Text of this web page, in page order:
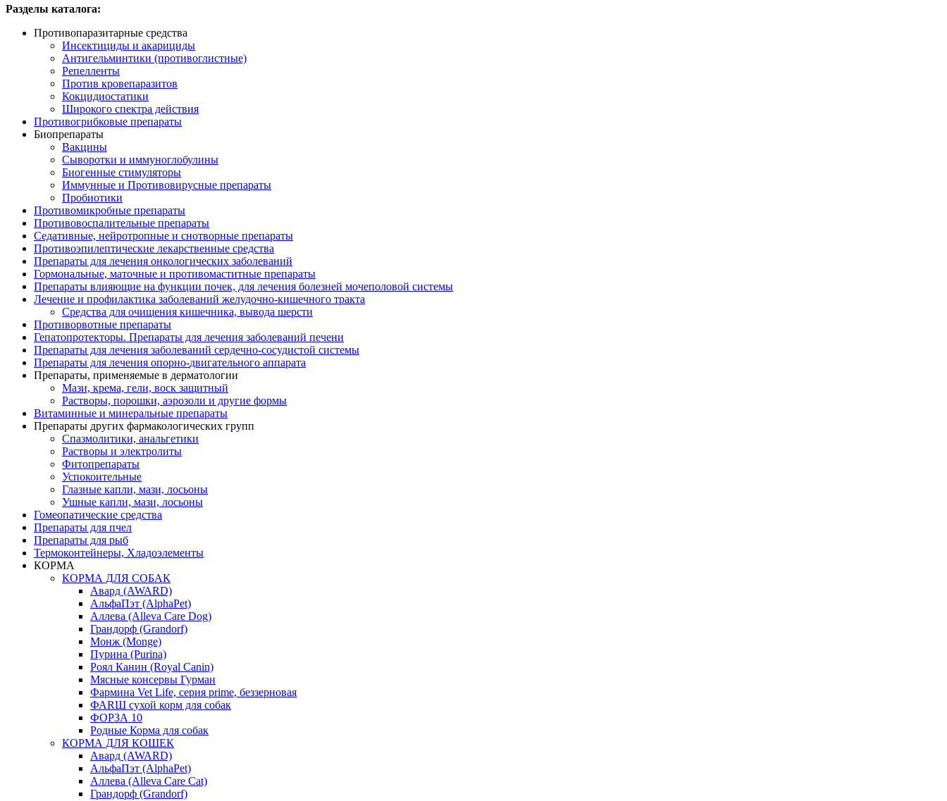
Разделы каталога:
Противопаразитарные средства
Инсектициды и акарициды
Антигельминтики (противоглистные)
Репелленты
Против кровепаразитов
Кокцидиостатики
Широкого спектра действия
Противогрибковые препараты
Биопрепараты
Вакцины
Сыворотки и иммуноглобулины
Биогенные стимуляторы
Иммунные и Противовирусные препараты
Пробиотики
Противомикробные препараты
Противовоспалительные препараты
Седативные, нейротропные и снотворные препараты
Противоэпилептические лекарственные средства
Препараты для лечения онкологических заболеваний
Гормональные, маточные и противомаститные препараты
Препараты влияющие на функции почек, для лечения болезней мочеполовой системы
Лечение и профилактика заболеваний желудочно-кишечного тракта
Средства для очищения кишечника, вывода шерсти
Противорвотные препараты
Гепатопротекторы. Препараты для лечения заболеваний печени
Препараты для лечения заболеваний сердечно-сосудистой системы
Препараты для лечения опорно-двигательного аппарата
Препараты, применяемые в дерматологии
Мази, крема, гели, воск защитный
Растворы, порошки, аэрозоли и другие формы
Витаминные и минеральные препараты
Препараты других фармакологических групп
Спазмолитики, анальгетики
Растворы и электролиты
Фитопрепараты
Успокоительные
Глазные капли, мази, лосьоны
Ушные капли, мази, лосьоны
Гомеопатические средства
Препараты для пчел
Препараты для рыб
Термоконтейнеры, Хладоэлементы
КОРМА
КОРМА ДЛЯ СОБАК
Авард (AWARD)
АльфаПэт (AlphaPet)
Аллева (Alleva Care Dog)
Грандорф (Grandorf)
Монж (Monge)
Пурина (Purina)
Роял Канин (Royal Canin)
Мясные консервы Гурман
Фармина Vet Life, серия prime, беззерновая
ФАRШ сухой корм для собак
ФОРЗА 10
Родные Корма для собак
КОРМА ДЛЯ КОШЕК
Авард (AWARD)
АльфаПэт (AlphaPet)
Аллева (Alleva Care Cat)
Грандорф (Grandorf)